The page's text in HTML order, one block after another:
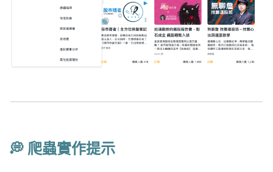
💭 爬蟲實作提示